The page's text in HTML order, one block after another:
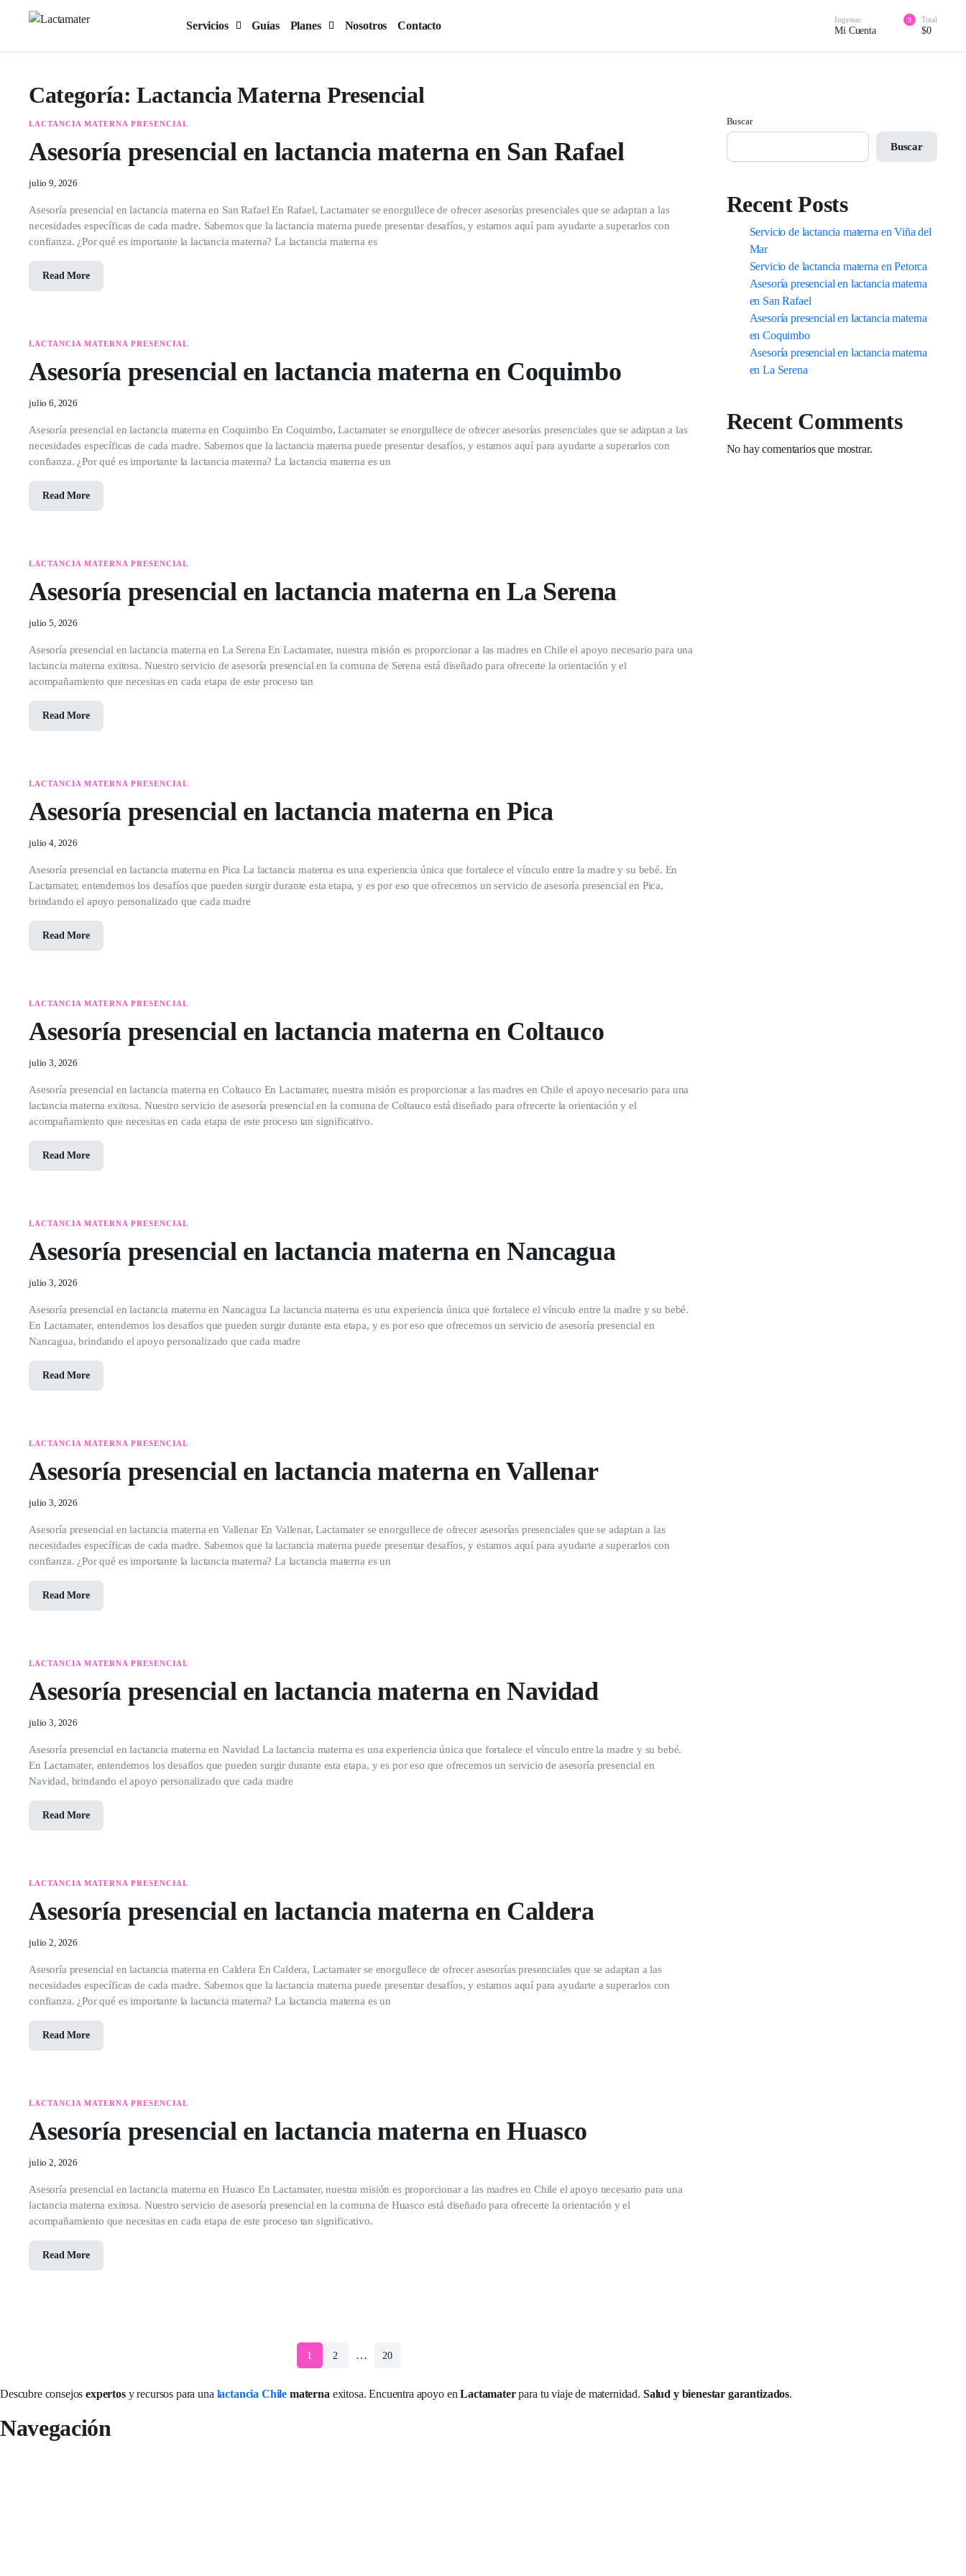
Servicios Guías Planes Nosotros Contacto Ingresar
Mi Cuenta
0 Total
$0
Categoría:Lactancia Materna Presencial
LACTANCIA MATERNA PRESENCIAL
Asesoría presencial en lactancia materna en San Rafael
julio 9, 2026
Asesoría presencial en lactancia materna en San Rafael En Rafael, Lactamater se enorgullece de ofrecer asesorías presenciales que se adaptan a las
necesidades específicas de cada madre. Sabemos que la lactancia materna puede presentar desafíos, y estamos aquí para ayudarte a superarlos con
confianza. ¿Por qué es importante la lactancia materna? La lactancia materna es
Read More
LACTANCIA MATERNA PRESENCIAL
Asesoría presencial en lactancia materna en Coquimbo
julio 6, 2026
Asesoría presencial en lactancia materna en Coquimbo En Coquimbo, Lactamater se enorgullece de ofrecer asesorías presenciales que se adaptan a las
necesidades específicas de cada madre. Sabemos que la lactancia materna puede presentar desafíos, y estamos aquí para ayudarte a superarlos con
confianza. ¿Por qué es importante la lactancia materna? La lactancia materna es un
Read More
LACTANCIA MATERNA PRESENCIAL
Asesoría presencial en lactancia materna en La Serena
julio 5, 2026
Asesoría presencial en lactancia materna en La Serena En Lactamater, nuestra misión es proporcionar a las madres en Chile el apoyo necesario para una
lactancia materna exitosa. Nuestro servicio de asesoría presencial en la comuna de Serena está diseñado para ofrecerte la orientación y el
acompañamiento que necesitas en cada etapa de este proceso tan
Read More
LACTANCIA MATERNA PRESENCIAL
Asesoría presencial en lactancia materna en Pica
julio 4, 2026
Asesoría presencial en lactancia materna en Pica La lactancia materna es una experiencia única que fortalece el vínculo entre la madre y su bebé. En
Lactamater, entendemos los desafíos que pueden surgir durante esta etapa, y es por eso que ofrecemos un servicio de asesoría presencial en Pica,
brindando el apoyo personalizado que cada madre
Read More
LACTANCIA MATERNA PRESENCIAL
Asesoría presencial en lactancia materna en Coltauco
julio 3, 2026
Asesoría presencial en lactancia materna en Coltauco En Lactamater, nuestra misión es proporcionar a las madres en Chile el apoyo necesario para una
lactancia materna exitosa. Nuestro servicio de asesoría presencial en la comuna de Coltauco está diseñado para ofrecerte la orientación y el
acompañamiento que necesitas en cada etapa de este proceso tan significativo.
Read More
LACTANCIA MATERNA PRESENCIAL
Asesoría presencial en lactancia materna en Nancagua
julio 3, 2026
Asesoría presencial en lactancia materna en Nancagua La lactancia materna es una experiencia única que fortalece el vínculo entre la madre y su bebé.
En Lactamater, entendemos los desafíos que pueden surgir durante esta etapa, y es por eso que ofrecemos un servicio de asesoría presencial en
Nancagua, brindando el apoyo personalizado que cada madre
Read More
LACTANCIA MATERNA PRESENCIAL
Asesoría presencial en lactancia materna en Vallenar
julio 3, 2026
Asesoría presencial en lactancia materna en Vallenar En Vallenar, Lactamater se enorgullece de ofrecer asesorías presenciales que se adaptan a las
necesidades específicas de cada madre. Sabemos que la lactancia materna puede presentar desafíos, y estamos aquí para ayudarte a superarlos con
confianza. ¿Por qué es importante la lactancia materna? La lactancia materna es un
Read More
LACTANCIA MATERNA PRESENCIAL
Asesoría presencial en lactancia materna en Navidad
julio 3, 2026
Asesoría presencial en lactancia materna en Navidad La lactancia materna es una experiencia única que fortalece el vínculo entre la madre y su bebé.
En Lactamater, entendemos los desafíos que pueden surgir durante esta etapa, y es por eso que ofrecemos un servicio de asesoría presencial en
Navidad, brindando el apoyo personalizado que cada madre
Read More
LACTANCIA MATERNA PRESENCIAL
Asesoría presencial en lactancia materna en Caldera
julio 2, 2026
Asesoría presencial en lactancia materna en Caldera En Caldera, Lactamater se enorgullece de ofrecer asesorías presenciales que se adaptan a las
necesidades específicas de cada madre. Sabemos que la lactancia materna puede presentar desafíos, y estamos aquí para ayudarte a superarlos con
confianza. ¿Por qué es importante la lactancia materna? La lactancia materna es un
Read More
LACTANCIA MATERNA PRESENCIAL
Asesoría presencial en lactancia materna en Huasco
julio 2, 2026
Asesoría presencial en lactancia materna en Huasco En Lactamater, nuestra misión es proporcionar a las madres en Chile el apoyo necesario para una
lactancia materna exitosa. Nuestro servicio de asesoría presencial en la comuna de Huasco está diseñado para ofrecerte la orientación y el
acompañamiento que necesitas en cada etapa de este proceso tan significativo.
Read More
1 2 … 20
Buscar
Buscar
Recent Posts
Servicio de lactancia materna en Viña del
Mar
Servicio de lactancia materna en Petorca
Asesoría presencial en lactancia materna
en San Rafael
Asesoría presencial en lactancia materna
en Coquimbo
Asesoría presencial en lactancia materna
en La Serena
Recent Comments
No hay comentarios que mostrar.
Descubre consejosexpertosy recursos para una lactancia Chile materna exitosa. Encuentra apoyo enLactamaterpara tu viaje de maternidad. Salud y bienestar garantizados.
Navegación